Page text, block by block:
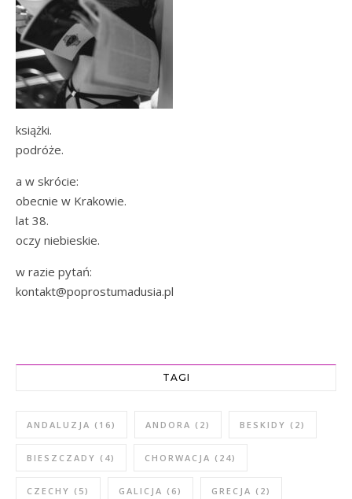
książki.
podróże.
a w skrócie:
obecnie w Krakowie.
lat 38.
oczy niebieskie.
w razie pytań:
kontakt@poprostumadusia.pl
TAGI
ANDALUZJA (16) ANDORA (2) BESKIDY (2)
BIESZCZADY (4) CHORWACJA (24)
CZECHY (5) GALICJA (6) GRECJA (2)